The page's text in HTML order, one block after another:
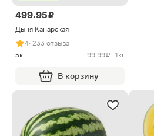
499.95 ₽
Дыня Канарская
4· 233 отзыва
5кг
99.99 ₽ · 1кг
В корзину